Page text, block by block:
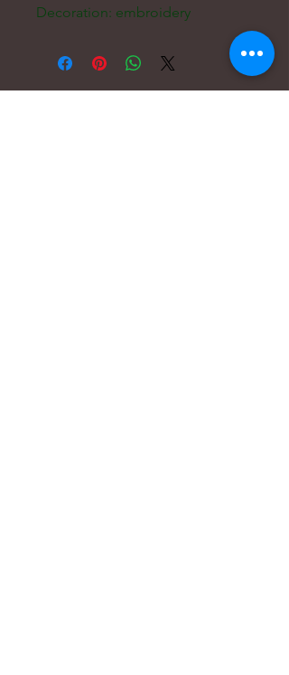
Decoration: embroidery